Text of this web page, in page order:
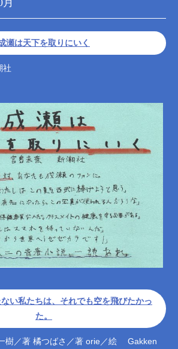
瀬は天下を取りにいく
社
い私たちは、それでも空を飛びたかっ
た。
樹／著 橘つばさ／著 orie／絵 Gakken